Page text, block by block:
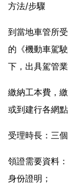
方法/步驟
到當地車管所
的《機動車駕
下，出具駕管
繳納工本費，
或到建行各網
受理時長：三
領證需要資料
身份證明；